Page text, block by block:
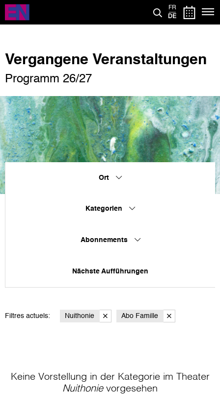
Direkt
zum
Inhalt
FR
DE
Vergangene Veranstaltungen
Programm 26/27
Ort
Kategorien
Abonnements
Nächste Aufführungen
Filtres actuels: Nuithonie Abo Famille
Keine Vorstellung in der Kategorie im Theater
Nuithonievorgesehen